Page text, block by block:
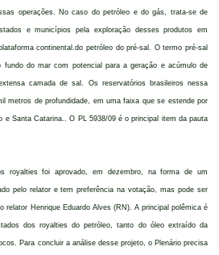
operações. No caso do petróleo e do gás, trata-se de
e municípios pela exploração desses produtos em
continental.do petróleo do pré-sal. O termo pré-sal
do mar com potencial para a geração e acúmulo de
camada de sal. Os reservatórios brasileiros nessa
metros de profundidade, em uma faixa que se estende por
e Santa Catarina.. O PL 5938/09 é o principal item da pauta
royalties foi aprovado, em dezembro, na forma de um
pelo relator e tem preferência na votação, mas pode ser
relator Henrique Eduardo Alves (RN). A principal polêmica é
dos royalties do petróleo, tanto do óleo extraído da
Para concluir a análise desse projeto, o Plenário precisa